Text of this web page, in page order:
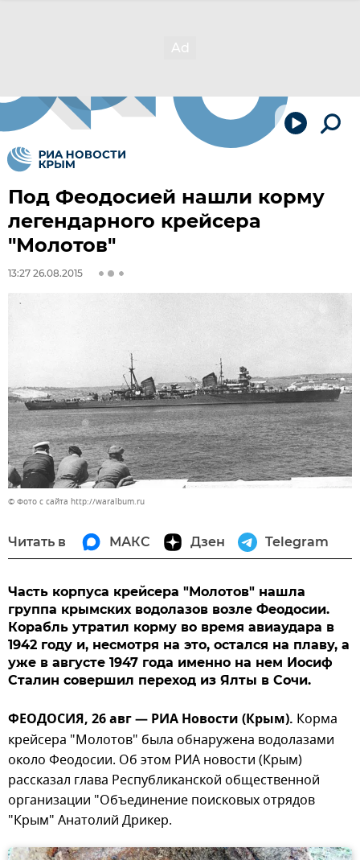
Под Феодосией нашли корму
легендарного крейсера
"Молотов"
13:27 26.08.2015
© Фото с сайта http://waralbum.ru
Читать в МАКС Дзен Telegram
Часть корпуса крейсера "Молотов" нашла
группа крымских водолазов возле Феодосии.
Корабль утратил корму во время авиаудара в
1942 году и, несмотря на это, остался на плаву, а
уже в августе 1947 года именно на нем Иосиф
Сталин совершил переход из Ялты в Сочи.
ФЕОДОСИЯ, 26 авг — РИА Новости (Крым). Корма
крейсера "Молотов" была обнаружена водолазами
около Феодосии. Об этом РИА новости (Крым)
рассказал глава Республиканской общественной
организации "Объединение поисковых отрядов
"Крым" Анатолий Дрикер.